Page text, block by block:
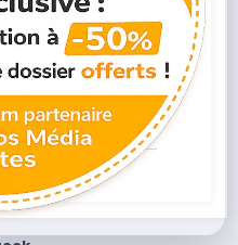
les pompiers
renforcés pour
été